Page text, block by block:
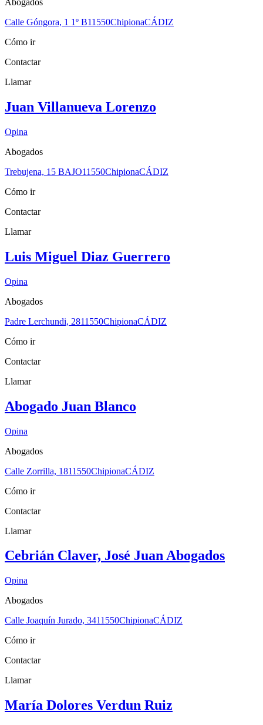
Abogados
Calle Góngora, 1 1º B11550ChipionaCÁDIZ
Cómo ir
Contactar
Llamar
Juan Villanueva Lorenzo
Opina
Abogados
Trebujena, 15 BAJO11550ChipionaCÁDIZ
Cómo ir
Contactar
Llamar
Luis Miguel Diaz Guerrero
Opina
Abogados
Padre Lerchundi, 2811550ChipionaCÁDIZ
Cómo ir
Contactar
Llamar
Abogado Juan Blanco
Opina
Abogados
Calle Zorrilla, 1811550ChipionaCÁDIZ
Cómo ir
Contactar
Llamar
Cebrián Claver, José Juan Abogados
Opina
Abogados
Calle Joaquín Jurado, 3411550ChipionaCÁDIZ
Cómo ir
Contactar
Llamar
María Dolores Verdun Ruiz